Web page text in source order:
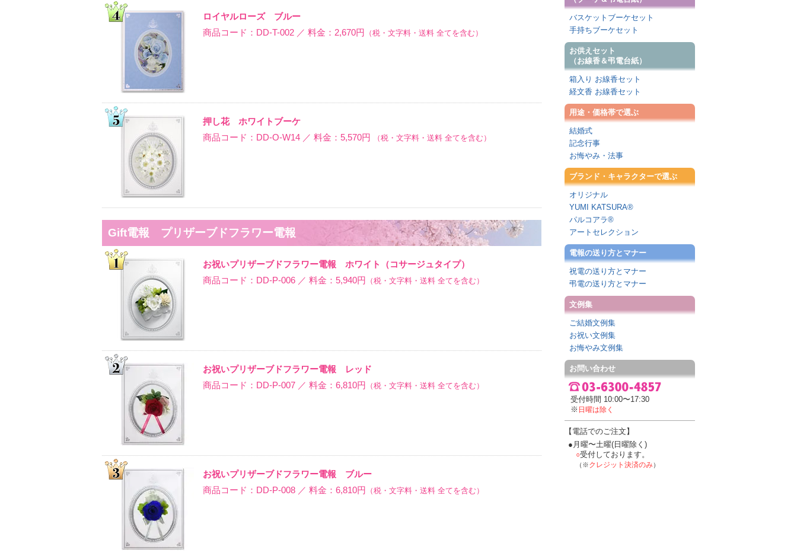
ロイヤルローズ ブルー
商品コード：DD-T-002 ／ 料金：2,670円
（税・文字料・送料 全てを含む）
押し花 ホワイトブーケ
商品コード：DD-O-W14 ／ 料金：5,570円
（税・文字料・送料 全てを含む）
Gift電報 プリザーブドフラワー電報
お祝いプリザーブドフラワー電報 ホワイト（コサージュタイプ）
商品コード：DD-P-006 ／ 料金：5,940円
（税・文字料・送料 全てを含む）
お祝いプリザーブドフラワー電報 レッド
商品コード：DD-P-007 ／ 料金：6,810円
（税・文字料・送料 全てを含む）
お祝いプリザーブドフラワー電報 ブルー
商品コード：DD-P-008 ／ 料金：6,810円
（税・文字料・送料 全てを含む）
バスケットブーケセット
手持ちブーケセット
お供えセット
（お線香＆弔電台紙）
箱入り お線香セット
経文香 お線香セット
用途・価格帯で選ぶ
結婚式
記念行事
お悔やみ・法事
ブランド・キャラクターで選ぶ
オリジナル
YUMI KATSURA®
パルコアラ®
アートセレクション
電報の送り方とマナー
祝電の送り方とマナー
弔電の送り方とマナー
文例集
ご結婚文例集
お祝い文例集
お悔やみ文例集
お問い合わせ
受付時間 10:00〜17:30
※ 日曜は除く
【電話でのご注文】
●月曜〜土曜(日曜除く)
○受付しております。
（※クレジット決済のみ）